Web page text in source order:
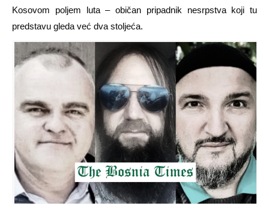
Kosovom poljem luta – običan pripadnik nesrpstva koji tu
predstavu gleda već dva stoljeća.